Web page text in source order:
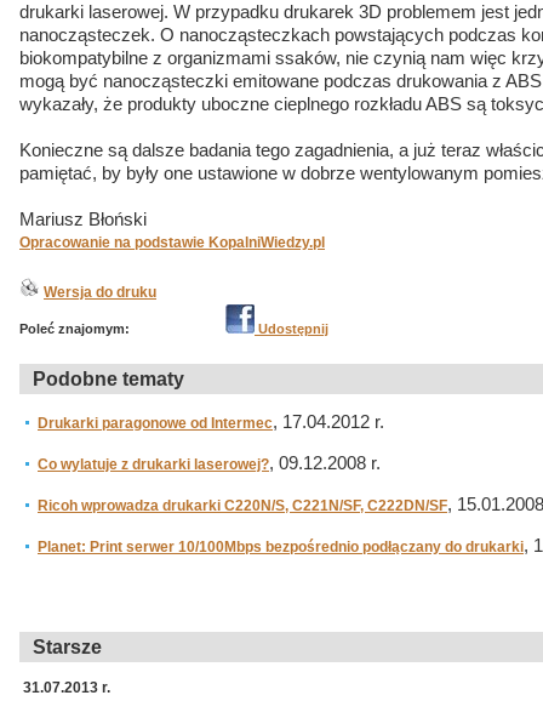
drukarki laserowej. W przypadku drukarek 3D problemem jest
nanocząsteczek. O nanocząsteczkach powstających podczas
biokompatybilne z organizmami ssaków, nie czynią nam więc
mogą być nanocząsteczki emitowane podczas drukowania z
wykazały, że produkty uboczne cieplnego rozkładu ABS są
Konieczne są dalsze badania tego zagadnienia, a już teraz
pamiętać, by były one ustawione w dobrze wentylowanym
Mariusz Błoński
Opracowanie na podstawie KopalniWiedzy.pl
Wersja do druku
Poleć znajomym: Udostępnij
Podobne tematy
Drukarki paragonowe od Intermec, 17.04.2012 r.
Co wylatuje z drukarki laserowej?, 09.12.2008 r.
Ricoh wprowadza drukarki C220N/S, C221N/SF, C222DN/SF,
Planet: Print serwer 10/100Mbps bezpośrednio podłączany do drukarki,
Starsze
31.07.2013 r.